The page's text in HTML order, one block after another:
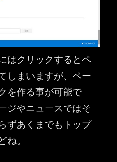
はクリックするとペ
しまいますが、ペー
を作る事が可能で
ジやニュースではそ
ずあくまでもトップ
。